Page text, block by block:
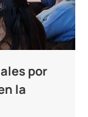
por
la